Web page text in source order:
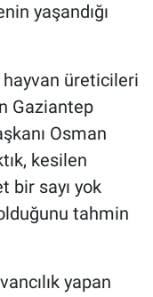
yaşandığı
hayvan üreticileri
Gaziantep
Osman
kesilen
bir sayı yok
tahmin
yapan